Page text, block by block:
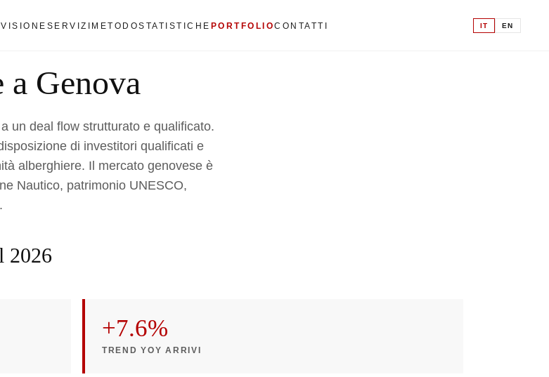
VISIONE SERVIZI METODOSTATISTICHE PORTFOLIOCONTATTI IT EN
Genova
un deal flow strutturato e qualificato.
di investitori qualificati e
alberghiere. Il mercato genovese è
Nautico, patrimonio UNESCO,
2026
+7.6%
TREND YOY ARRIVI